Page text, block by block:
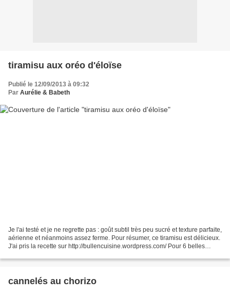
tiramisu aux oréo d'éloïse
Publié le 12/09/2013 à 09:32
Par Aurélie & Babeth
Je l'ai testé et je ne regrette pas : goût subtil très peu sucré et texture parfaite,
aérienne et néanmoins assez ferme. Pour résumer, ce tiramisu est délicieux.
J'ai pris la recette sur http://bullencuisine.wordpress.com/ Pour 6 belles
cannelés au chorizo